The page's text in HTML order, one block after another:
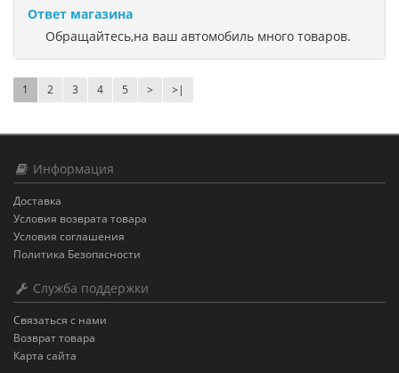
Ответ магазина
Обращайтесь,на ваш автомобиль много товаров.
1 2 3 4 5 > >|
Информация
Доставка
Условия возврата товара
Условия соглашения
Политика Безопасности
Служба поддержки
Связаться с нами
Возврат товара
Карта сайта